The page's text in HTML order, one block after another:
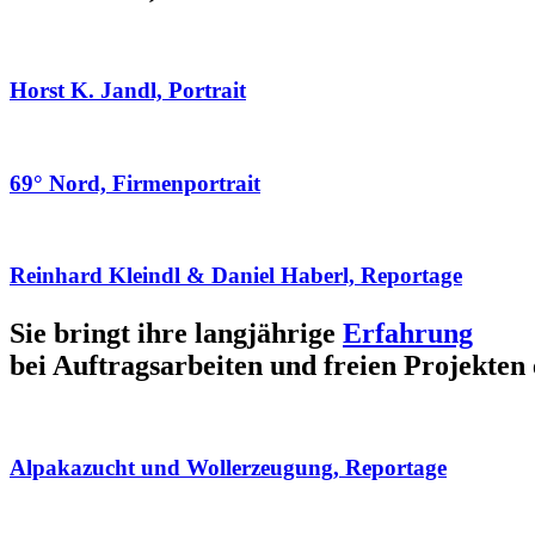
Horst K. Jandl, Portrait
69° Nord, Firmenportrait
Reinhard Kleindl & Daniel Haberl, Reportage
Sie bringt ihre langjährige Erfahrung
bei Auftragsarbeiten und freien Projekten
Alpakazucht und Wollerzeugung, Reportage